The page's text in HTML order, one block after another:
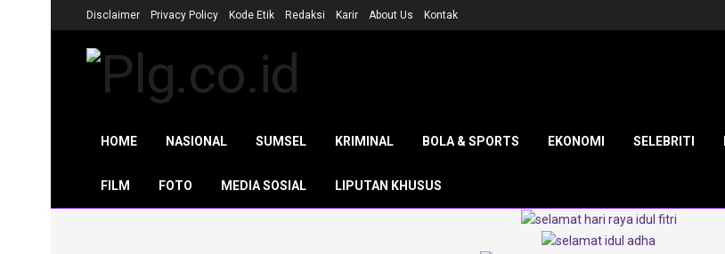
Disclaimer Privacy Policy Kode Etik Redaksi Karir About Us Kontak
HOME NASIONAL SUMSEL KRIMINAL BOLA & SPORTS EKONOMI SELEBRITI
FILM FOTO MEDIA SOSIAL LIPUTAN KHUSUS